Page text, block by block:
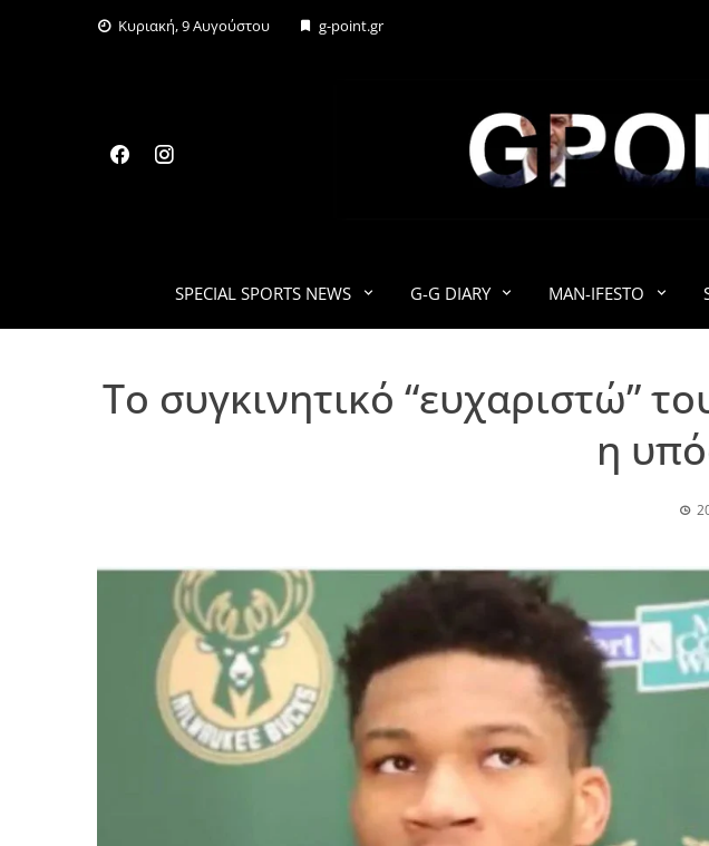
Κυριακή, 9 Αυγούστου g-point.gr
SPECIAL SPORTS NEWS G-G DIARY MAN-IFESTO
Το συγκινητικό “ευχαριστώ”
η